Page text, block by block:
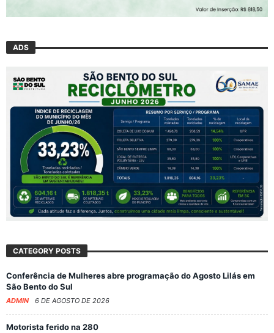
ADS
CATEGORY POSTS
Conferência de Mulheres abre programação do Agosto Lilás em
São Bento do Sul
ADMIN 6 DE AGOSTO DE 2026
Motorista ferido na 280